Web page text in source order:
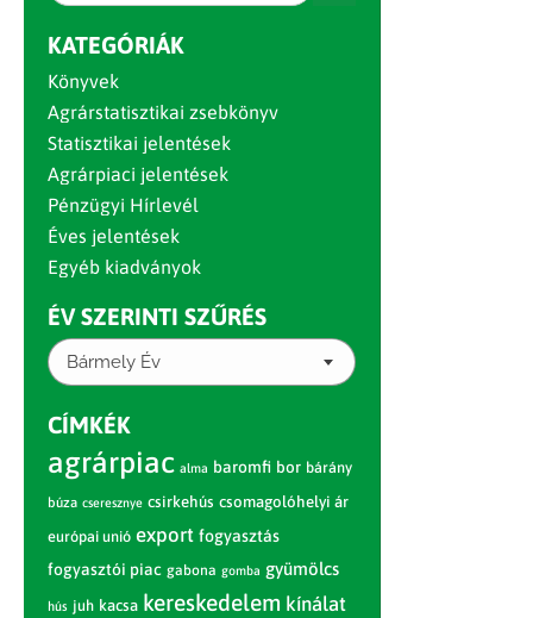
KATEGÓRIÁK
Könyvek
Agrárstatisztikai zsebkönyv
Statisztikai jelentések
Agrárpiaci jelentések
Pénzügyi Hírlevél
Éves jelentések
Egyéb kiadványok
ÉV SZERINTI SZŰRÉS
Bármely Év
CÍMKÉK
agrárpiac alma baromfi bor bárány
búza cseresznye csirkehús csomagolóhelyi ár
európai unió export fogyasztás
fogyasztói piac gabona gomba gyümölcs
hús juh kacsa kereskedelem kínálat